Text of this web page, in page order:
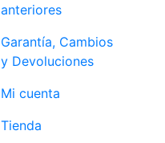
anteriores
Garantía, Cambios
y Devoluciones
Mi cuenta
Tienda